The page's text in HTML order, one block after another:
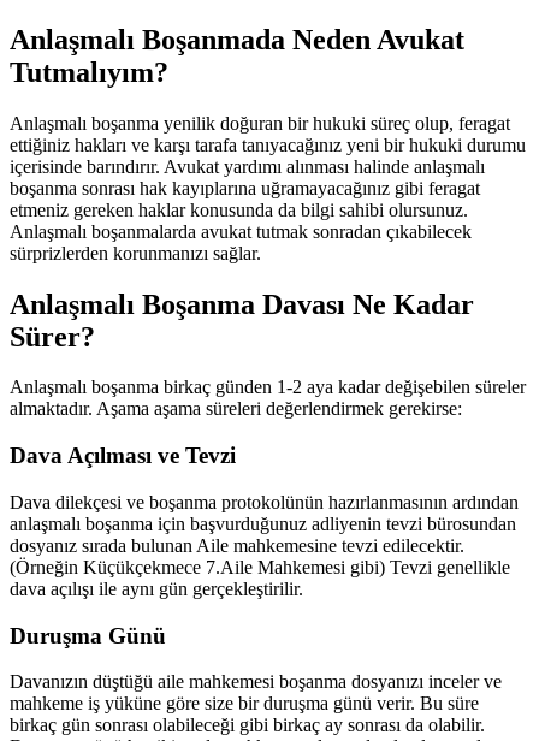
Anlaşmalı Boşanmada Neden Avukat
Tutmalıyım?
Anlaşmalı boşanma yenilik doğuran bir hukuki süreç olup, feragat
ettiğiniz hakları ve karşı tarafa tanıyacağınız yeni bir hukuki durumu
içerisinde barındırır. Avukat yardımı alınması halinde anlaşmalı
boşanma sonrası hak kayıplarına uğramayacağınız gibi feragat
etmeniz gereken haklar konusunda da bilgi sahibi olursunuz.
Anlaşmalı boşanmalarda avukat tutmak sonradan çıkabilecek
sürprizlerden korunmanızı sağlar.
Anlaşmalı Boşanma Davası Ne Kadar
Sürer?
Anlaşmalı boşanma birkaç günden 1-2 aya kadar değişebilen süreler
almaktadır. Aşama aşama süreleri değerlendirmek gerekirse:
Dava Açılması ve Tevzi
Dava dilekçesi ve boşanma protokolünün hazırlanmasının ardından
anlaşmalı boşanma için başvurduğunuz adliyenin tevzi bürosundan
dosyanız sırada bulunan Aile mahkemesine tevzi edilecektir.
(Örneğin Küçükçekmece 7.Aile Mahkemesi gibi) Tevzi genellikle
dava açılışı ile aynı gün gerçekleştirilir.
Duruşma Günü
Davanızın düştüğü aile mahkemesi boşanma dosyanızı inceler ve
mahkeme iş yüküne göre size bir duruşma günü verir. Bu süre
birkaç gün sonrası olabileceği gibi birkaç ay sonrası da olabilir.